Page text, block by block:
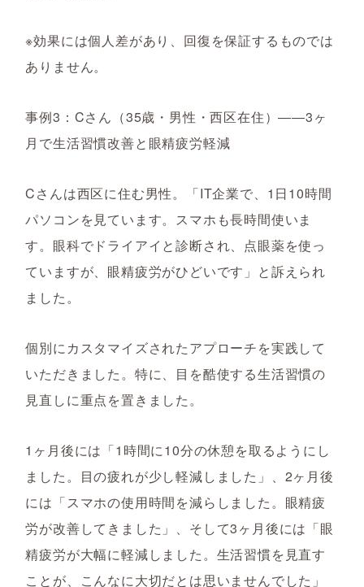
※効果には個人差があり、回復を保証するものでは
ありません。
事例3：Cさん（35歳・男性・西区在住）――3ヶ
月で生活習慣改善と眼精疲労軽減
Cさんは西区に住む男性。「IT企業で、1日10時間
パソコンを見ています。スマホも長時間使いま
す。眼科でドライアイと診断され、点眼薬を使っ
ていますが、眼精疲労がひどいです」と訴えられ
ました。
個別にカスタマイズされたアプローチを実践して
いただきました。特に、目を酷使する生活習慣の
見直しに重点を置きました。
1ヶ月後には「1時間に10分の休憩を取るようにし
ました。目の疲れが少し軽減しました」、2ヶ月後
には「スマホの使用時間を減らしました。眼精疲
労が改善してきました」、そして3ヶ月後には「眼
精疲労が大幅に軽減しました。生活習慣を見直す
ことが、こんなに大切だとは思いませんでした」